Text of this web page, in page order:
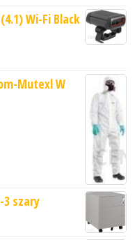
Wi-Fi Black
Mutexl W
3 szary